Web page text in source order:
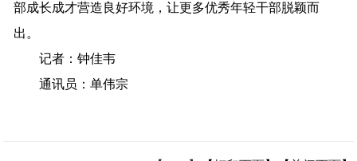
部成长成才营造良好环境，让更多优秀年轻干部脱颖而
出。
记者：钟佳韦
通讯员：单伟宗